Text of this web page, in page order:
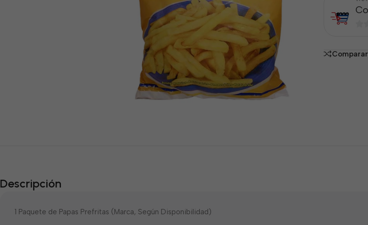
5
Comparar
Descripción
1 Paquete de Papas Prefritas (Marca, Según Disponibilidad)